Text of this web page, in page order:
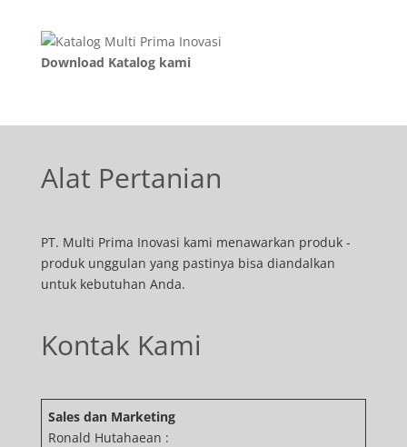
Download Katalog kami
Alat Pertanian
PT. Multi Prima Inovasi kami menawarkan produk -
produk unggulan yang pastinya bisa diandalkan
untuk kebutuhan Anda.
Kontak Kami
Sales dan Marketing
Ronald Hutahaean :